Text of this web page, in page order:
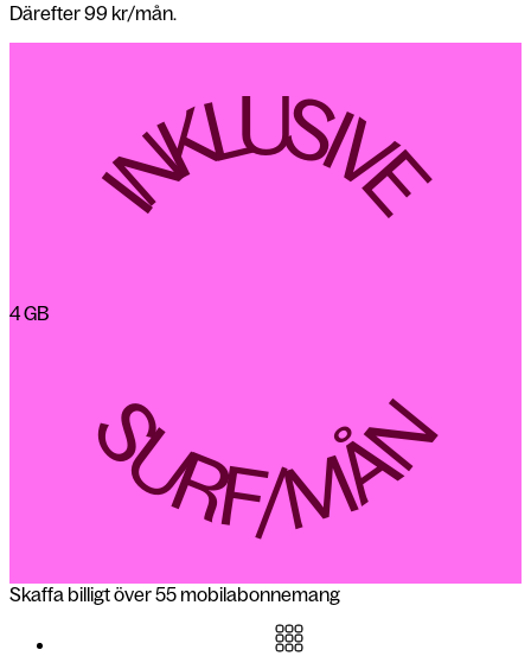
Därefter 99 kr/mån.
INKLUSIVE
4 GB
SURF/MÅN
Skaffa billigt över 55 mobilabonnemang